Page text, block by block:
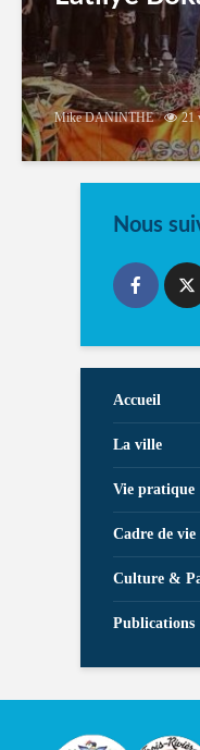
Mike DANINTHE 21
Nous
Accueil
La ville
Vie pratique
Cadre de vie
Culture &
Publications